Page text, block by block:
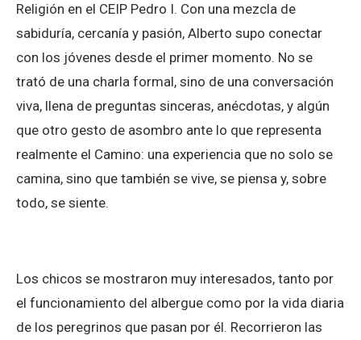
Religión en el CEIP Pedro I. Con una mezcla de
sabiduría, cercanía y pasión, Alberto supo conectar
con los jóvenes desde el primer momento. No se
trató de una charla formal, sino de una conversación
viva, llena de preguntas sinceras, anécdotas, y algún
que otro gesto de asombro ante lo que representa
realmente el Camino: una experiencia que no solo se
camina, sino que también se vive, se piensa y, sobre
todo, se siente.
Los chicos se mostraron muy interesados, tanto por
el funcionamiento del albergue como por la vida diaria
de los peregrinos que pasan por él. Recorrieron las